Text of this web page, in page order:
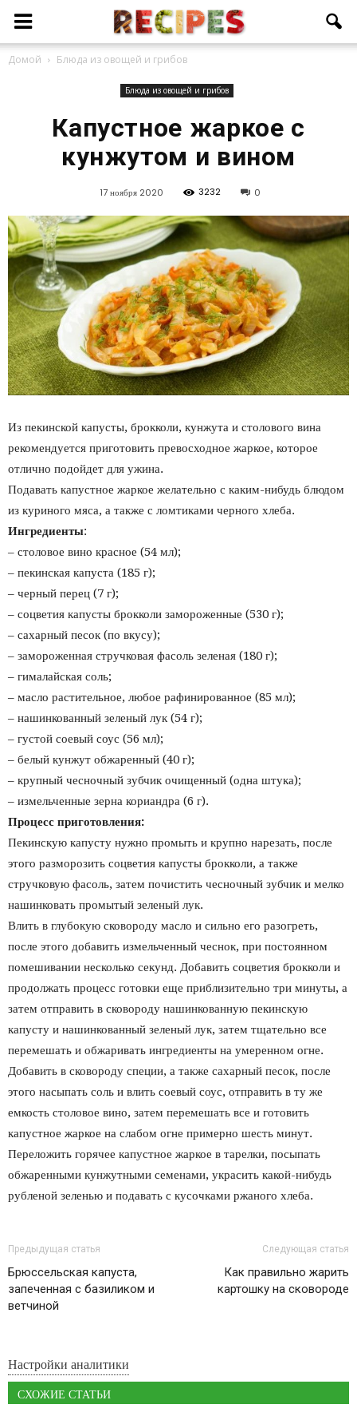
Домой Блюда из овощей и грибов
Блюда из овощей и грибов
Капустное жаркое с
кунжутом и вином
17 ноября 2020 3232 0
Из пекинской капусты, брокколи, кунжута и столового вина
рекомендуется приготовить превосходное жаркое, которое
отлично подойдет для ужина.
Подавать капустное жаркое желательно с каким-нибудь блюдом
из куриного мяса, а также с ломтиками черного хлеба.
Ингредиенты:
– столовое вино красное (54 мл);
– пекинская капуста (185 г);
– черный перец (7 г);
– соцветия капусты брокколи замороженные (530 г);
– сахарный песок (по вкусу);
– замороженная стручковая фасоль зеленая (180 г);
– гималайская соль;
– масло растительное, любое рафинированное (85 мл);
– нашинкованный зеленый лук (54 г);
– густой соевый соус (56 мл);
– белый кунжут обжаренный (40 г);
– крупный чесночный зубчик очищенный (одна штука);
– измельченные зерна кориандра (6 г).
Процесс приготовления:
Пекинскую капусту нужно промыть и крупно нарезать, после
этого разморозить соцветия капусты брокколи, а также
стручковую фасоль, затем почистить чесночный зубчик и мелко
нашинковать промытый зеленый лук.
Влить в глубокую сковороду масло и сильно его разогреть,
после этого добавить измельченный чеснок, при постоянном
помешивании несколько секунд. Добавить соцветия брокколи и
продолжать процесс готовки еще приблизительно три минуты, а
затем отправить в сковороду нашинкованную пекинскую
капусту и нашинкованный зеленый лук, затем тщательно все
перемешать и обжаривать ингредиенты на умеренном огне.
Добавить в сковороду специи, а также сахарный песок, после
этого насыпать соль и влить соевый соус, отправить в ту же
емкость столовое вино, затем перемешать все и готовить
капустное жаркое на слабом огне примерно шесть минут.
Переложить горячее капустное жаркое в тарелки, посыпать
обжаренными кунжутными семенами, украсить какой-нибудь
рубленой зеленью и подавать с кусочками ржаного хлеба.
Предыдущая статья
Брюссельская капуста,
запеченная с базиликом и
ветчиной
Следующая статья
Как правильно жарить
картошку на сковороде
Настройки аналитики
СХОЖИЕ СТАТЬИ